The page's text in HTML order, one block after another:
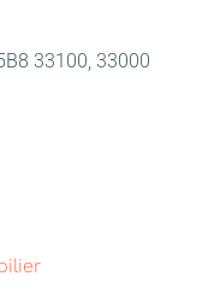
33100, 33000